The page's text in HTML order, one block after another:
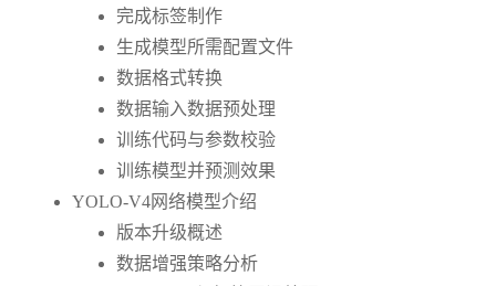
完成标签制作
生成模型所需配置文件
数据格式转换
数据输入数据预处理
训练代码与参数校验
训练模型并预测效果
YOLO-V4网络模型介绍
版本升级概述
数据增强策略分析